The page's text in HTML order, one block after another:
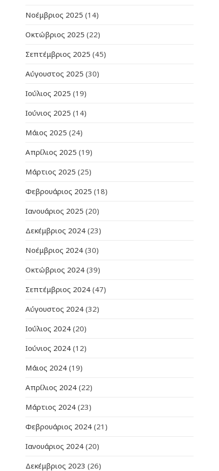
Νοέμβριος 2025 (14)
Οκτώβριος 2025 (22)
Σεπτέμβριος 2025 (45)
Αύγουστος 2025 (30)
Ιούλιος 2025 (19)
Ιούνιος 2025 (14)
Μάιος 2025 (24)
Απρίλιος 2025 (19)
Μάρτιος 2025 (25)
Φεβρουάριος 2025 (18)
Ιανουάριος 2025 (20)
Δεκέμβριος 2024 (23)
Νοέμβριος 2024 (30)
Οκτώβριος 2024 (39)
Σεπτέμβριος 2024 (47)
Αύγουστος 2024 (32)
Ιούλιος 2024 (20)
Ιούνιος 2024 (12)
Μάιος 2024 (19)
Απρίλιος 2024 (22)
Μάρτιος 2024 (23)
Φεβρουάριος 2024 (21)
Ιανουάριος 2024 (20)
Δεκέμβριος 2023 (26)